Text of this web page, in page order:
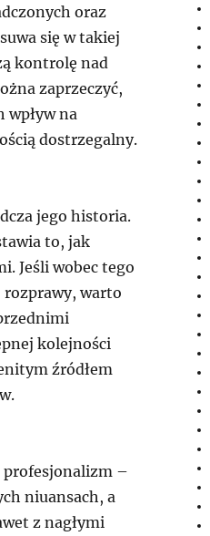
oraz
się w takiej
kontrolę nad
zaprzeczyć,
wpływ na
dostrzegalny.
jego historia.
to, jak
Jeśli wobec tego
rozprawy, warto
kolejności
źródłem
profesjonalizm –
niuansach, a
z nagłymi